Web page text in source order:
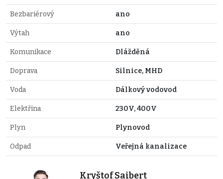
Bezbariérový ano
Výtah ano
Komunikace Dlážděná
Doprava Silnice, MHD
Voda Dálkový vodovod
Elektřina 230V, 400V
Plyn Plynovod
Odpad Veřejná kanalizace
Kryštof Saibert